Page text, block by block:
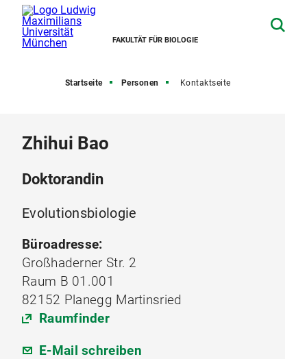
FAKULTÄT FÜR BIOLOGIE
Startseite Personen Kontaktseite
Zhihui Bao
Doktorandin
Evolutionsbiologie
Büroadresse:
Großhaderner Str. 2
Raum B 01.001
82152 Planegg Martinsried
Raumfinder
E-Mail schreiben